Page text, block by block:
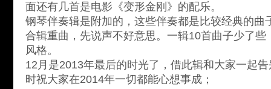
面还有几首是电影《变形金刚》的配乐。
钢琴伴奏辑是附加的，这些伴奏都是比较经典的曲
合辑重曲，先说声不好意思。一辑10首曲子少了些
风格。
12月是2013年最后的时光了，借此辑和大家一起
时祝大家在2014年一切都能心想事成；